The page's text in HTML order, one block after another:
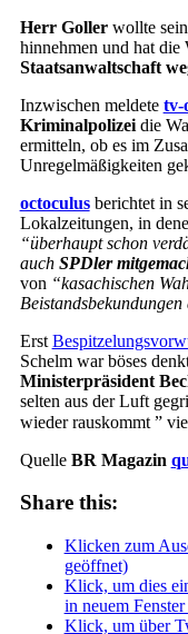
Herr Gollerwollte
hinnehmen und hat die
Staatsanwaltschaft
Inzwischen meldete tv-
Kriminalpolizeidie
ermitteln, ob es im
Unregelmäßigkeiten
octoculusberichtet in
Lokalzeitungen, in
“überhaupt schon
auch SPDler
von “kasachischen
Beistandsbekundungen
Erst
Schelm war böses
Ministerpräsident
selten aus der Luft
wieder rauskommt ”
Quelle BR Magazin q
Share this:
Klicken zum
geöffnet)
Klick, um dies
in neuem
Klick, um über